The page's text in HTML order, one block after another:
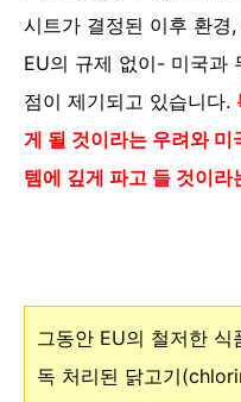
시트가 결정된 이후 환경,
EU의 규제 없이- 미국과
점이 제기되고 있습니다.
게 될 것이라는 우려와 미
템에 깊게 파고 들 것이라
그동안 EU의 철저한
독 처리된 닭고기